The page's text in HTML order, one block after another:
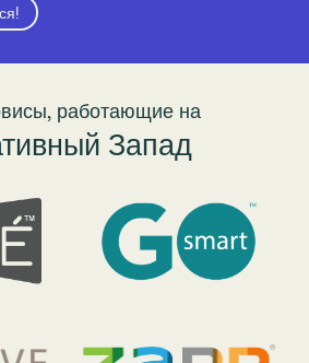
работающие на
Запад